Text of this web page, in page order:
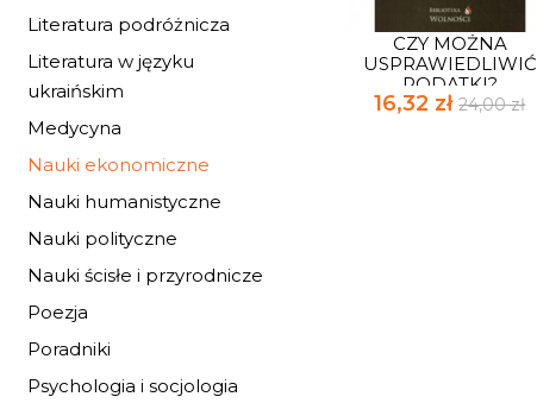
Literatura podróżnicza
Literatura w języku
ukraińskim
Medycyna
Nauki ekonomiczne
Nauki humanistyczne
Nauki polityczne
Nauki ścisłe i przyrodnicze
Poezja
Poradniki
Psychologia i socjologia
CZY MOŻNA
USPRAWIEDLIWIĆ
PODATKI?
16,32 zł24,00 zł